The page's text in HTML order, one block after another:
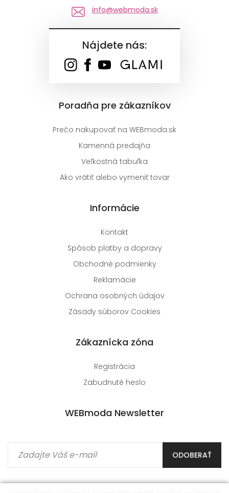
info@webmoda.sk
Nájdete nás:
Poradňa pre zákazníkov
Prečo nakupovať na WEBmoda.sk
Kamenná predajňa
Veľkostná tabuľka
Ako vrátiť alebo vymeniť tovar
Informácie
Kontakt
Spôsob platby a dopravy
Obchodné podmienky
Reklamácie
Ochrana osobných údajov
Zásady súborov Cookies
Zákaznícka zóna
Registrácia
Zabudnuté heslo
WEBmoda Newsletter
ODOBERAŤ